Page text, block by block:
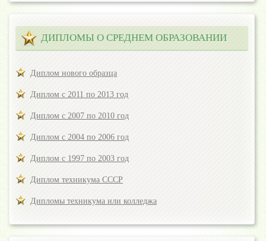
ДИПЛОМЫ О СРЕДНЕМ ОБРАЗОВАНИИ
Диплом нового образца
Диплом с 2011 по 2013 год
Диплом с 2007 по 2010 год
Диплом с 2004 по 2006 год
Диплом с 1997 по 2003 год
Диплом техникума СССР
Дипломы техникума или колледжа